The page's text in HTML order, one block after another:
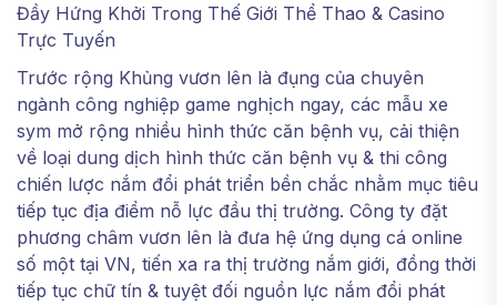
Trước rộng Khủng vươn lên là đụng của chuyên
ngành công nghiệp game nghịch ngay, các mẫu xe
sym mở rộng nhiều hình thức căn bệnh vụ, cải thiện
về loại dung dịch hình thức căn bệnh vụ & thi công
chiến lược nắm đổi phát triển bền chắc nhằm mục tiêu
tiếp tục địa điểm nỗ lực đầu thị trường. Công ty đặt
phương châm vươn lên là đưa hệ ứng dụng cá online
số một tại VN, tiến xa ra thị trường nắm giới, đồng thời
tiếp tục chữ tín & tuyệt đối nguồn lực nắm đổi phát